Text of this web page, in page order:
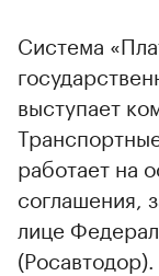
Система
выступает
работает на
соглашения,
лице
(Росавтодор).